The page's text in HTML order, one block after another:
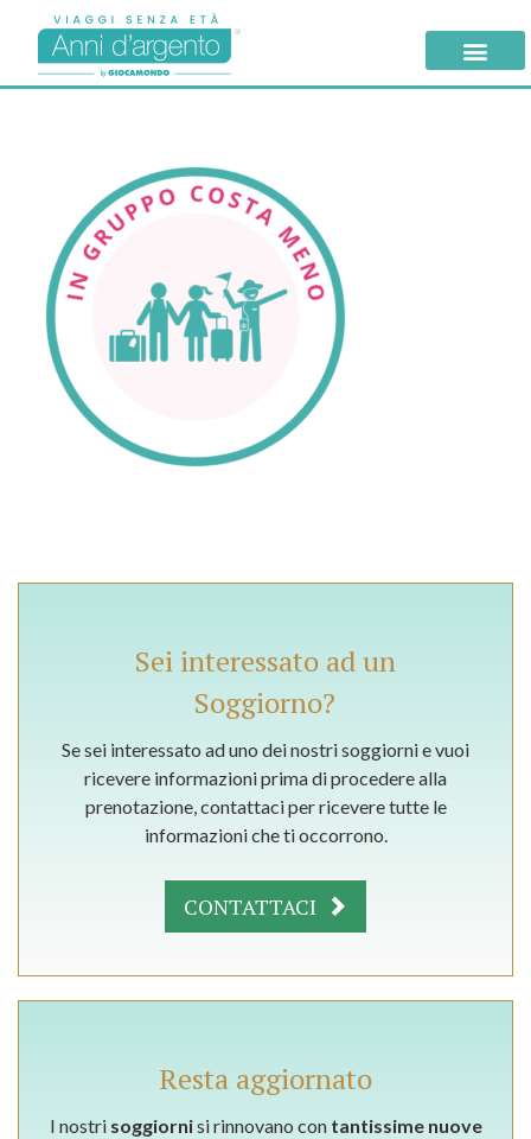
Sei interessato ad un
Soggiorno?
Se sei interessato ad uno dei nostri soggiorni e vuoi
ricevere informazioni prima di procedere alla
prenotazione, contattaci per ricevere tutte le
informazioni che ti occorrono.
CONTATTACI
Resta aggiornato
I nostri soggiornisi rinnovano con tantissime nuove